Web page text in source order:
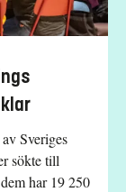
Sveriges
sökte till
har 19 250